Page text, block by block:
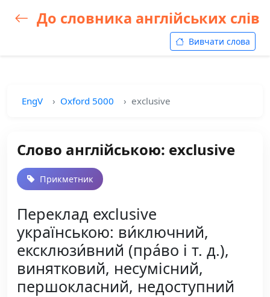
До словника англійських слів
Вивчати слова
EngV Oxford 5000 exclusive
Слово англійською: exclusive
Прикметник
Переклад exclusive
українською: ви́ключний,
ексклюзи́вний (пра́во і т. д.),
винятковий, несумісний,
першокласний, недоступний